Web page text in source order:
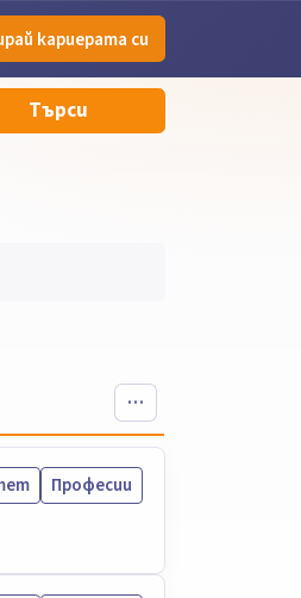
кариерата си
Търси
Професии